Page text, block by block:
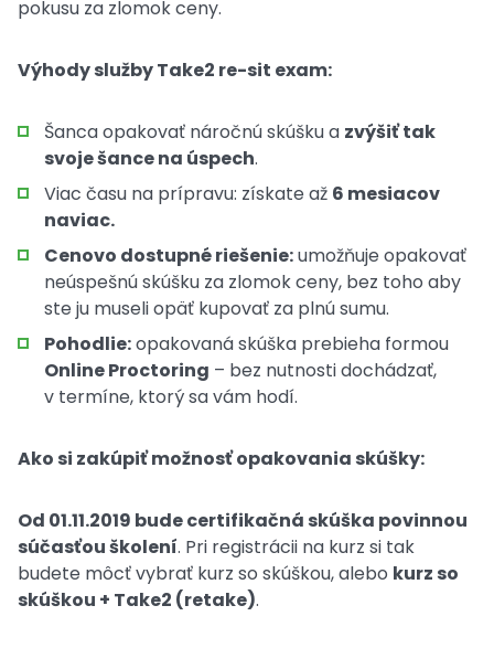
pokusu za zlomok ceny.
Výhody služby Take2 re-sit exam:
Šanca opakovať náročnú skúšku a zvýšiť tak
svoje šance na úspech.
Viac času na prípravu: získate až 6 mesiacov
naviac.
Cenovo dostupné riešenie:umožňuje opakovať
neúspešnú skúšku za zlomok ceny, bez toho aby
ste ju museli opäť kupovať za plnú sumu.
Pohodlie:opakovaná skúška prebieha formou
Online Proctoring – bez nutnosti dochádzať,
v termíne, ktorý sa vám hodí.
Ako si zakúpiť možnosť opakovania skúšky:
Od 01.11.2019 bude certifikačná skúška povinnou
súčasťou školení. Pri registrácii na kurz si tak
budete môcť vybrať kurz so skúškou, alebo kurz so
skúškou + Take2 (retake).